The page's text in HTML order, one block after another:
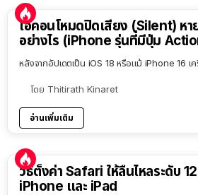
ไอคอนโหมดปิดเสียง (Silent) หา
อย่างไร (iPhone รุ่นที่มีปุ่ม
หลังจากอัปเดตเป็น iOS 18 หรือแม้ iPhone 16 เ
โดย Thitirath Kinaret
อ่านเพิ่มเติม
วิธีตั้งค่า Safari ให้ลื่นไหลระดับ
iPhone และ iPad